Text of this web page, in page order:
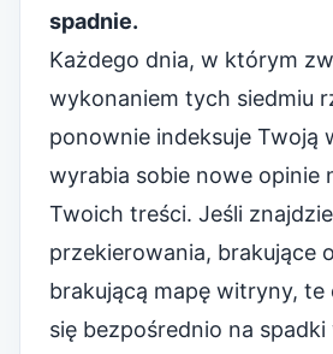
spadnie.
Każdego dnia, w którym
wykonaniem tych siedmiu
ponownie indeksuje Twoją
wyrabia sobie nowe opinie
Twoich treści. Jeśli
przekierowania, brakujące
brakującą mapę witryny, te
się bezpośrednio na